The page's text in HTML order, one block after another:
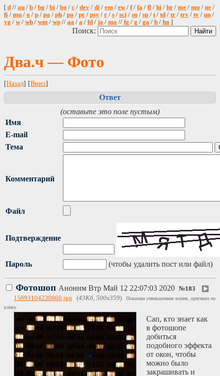
[ d // au / b / bg / bi / bo / c / dev / di / em / ew/ f/ fa / fl / hi / hr / me / mo / ne /
fi / mu / o / p / pa / ph / po / pr / psy / r / s / sci / sn / sp / t/ td / tr / trv / tv / un /
vg / w/ wh / wm / wp // aa / a / fd / ja / ma // fg / g / ga / h / ho ]
Поиск:
Два.ч — Фото
[Назад] [Вниз]
Ответ
(оставьте это поле пустым)
Имя
E-mail
Тема
Комментарий
Файл
Подтверждение
Пароль (чтобы удалить пост или файл)
Фотошоп Аноним Втр Май 12 22:07:03 2020 №183
15893104230860.jpg (43Кб, 500x359)
Показана уменьшенная копия, оригинал по
клику.
Сап, кто знает как
в фотошопе
добиться
подобного эффекта
от окон, чтобы
можно было
закрашивать и